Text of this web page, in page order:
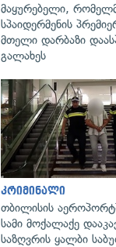
მაყურებელი,
სპაიდერმენის
მთელი დარბაზი
გალახეს
კრიმინალი
თბილისის
სამი მოქალაქე
საზღვრის ყალბი